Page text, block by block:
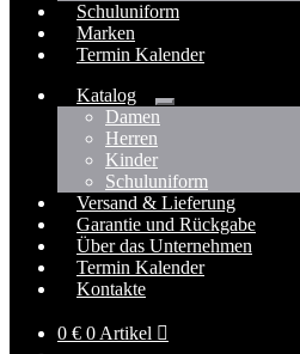
Schuluniform
Marken
Termin Kalender
Katalog
Untermenü
Damen
Herren
Kinder
Schuluniform
Versand & Lieferung
Garantie und Rückgabe
Über das Unternehmen
Termin Kalender
Kontakte
0 € 0 Artikel